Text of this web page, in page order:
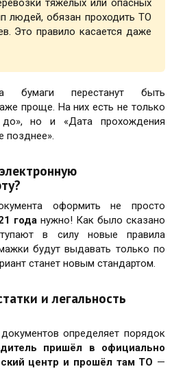
тяжёлых или опасных
людей, обязан проходить ТО
Это правило касается даже
бумаги перестанут быть
проще. На них есть не только
до», но и «Дата прохождения
позднее».
оформить не просто
года нужно! Как было сказано
в силу новые правила
будут выдавать только по
станет новым стандартом.
и легальность
определяет порядок
пришёл в официально
центр и прошёл там ТО —